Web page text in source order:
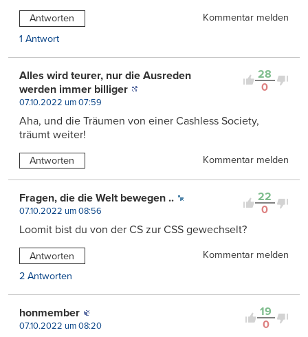
Antworten
Kommentar melden
1 Antwort
28
0
Alles wird teurer, nur die Ausreden
werden immer billiger
07.10.2022 um 07:59
Aha, und die Träumen von einer Cashless Society,
träumt weiter!
Antworten Kommentar melden
22
0
Fragen, die die Welt bewegen ..
07.10.2022 um 08:56
Loomit bist du von der CS zur CSS gewechselt?
Antworten
Kommentar melden
2 Antworten
19
0
honmember
07.10.2022 um 08:20